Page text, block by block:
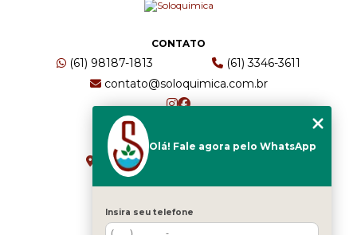
CONTATO
(61) 98187-1813
(61) 3346-3611
contato@soloquimica.com.br
ENDEREÇO
CRS 511 Sul, Bl B, Sl 49 - Asa Sul
Brasília - DF - CEP: 70361-520
Olá! Fale agora pelo WhatsApp
Insira seu telefone